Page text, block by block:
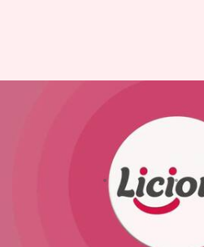
लाने की तैयारी,
Feb 18, 2025